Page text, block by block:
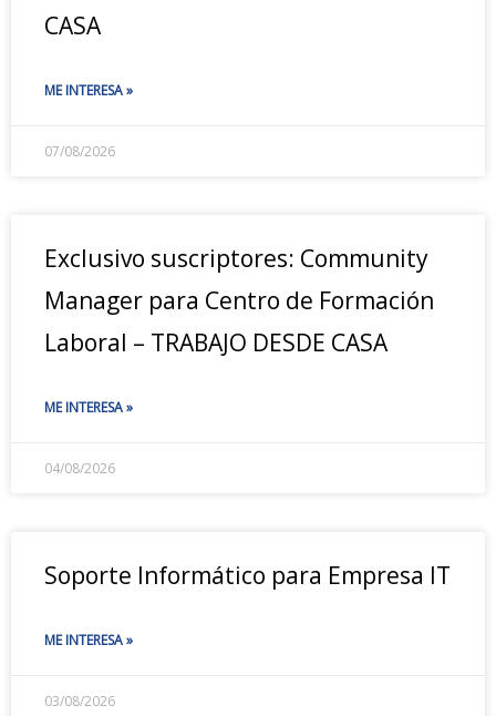
CASA
ME INTERESA »
07/08/2026
Exclusivo suscriptores: Community
Manager para Centro de Formación
Laboral – TRABAJO DESDE CASA
ME INTERESA »
04/08/2026
Soporte Informático para Empresa IT
ME INTERESA »
03/08/2026